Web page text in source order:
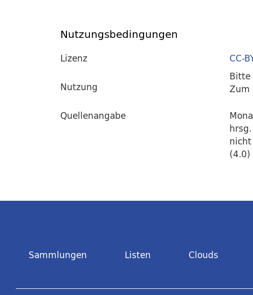
Nutzungsbedingungen
Lizenz
CC-
Nutzung
Bitte
Zum
Quellenangabe
(4.0)
Sammlungen Listen Clouds